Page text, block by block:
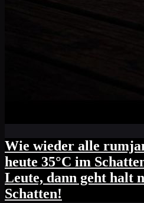
Wie wieder alle
heute 35°C im
Leute, dann geht halt
Schatten!